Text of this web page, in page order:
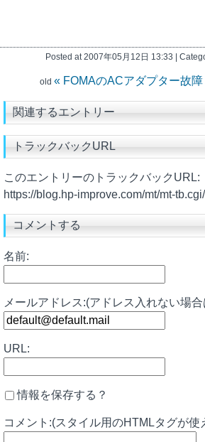
Posted at 2007年05月12日 13:33 |
old « FOMAのACアダプター故障
関連するエントリー
トラックバックURL
このエントリーのトラックバックURL:
https://blog.hp-improve.com/mt/mt-
コメントする
名前:
メールアドレス:(アドレス入れない場
URL:
情報を保存する？
コメント:(スタイル用のHTMLタグが使